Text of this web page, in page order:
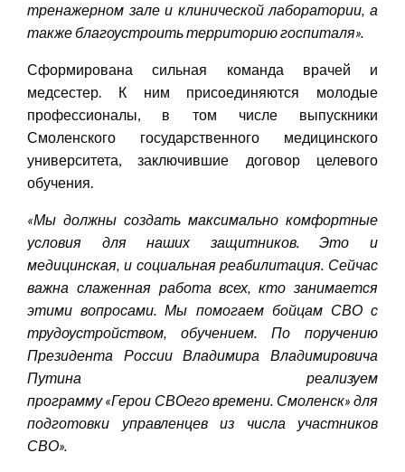
тренажерном зале и клинической лаборатории, а
также благоустроить территорию госпиталя».
Сформирована сильная команда врачей и
медсестер. К ним присоединяются молодые
профессионалы, в том числе выпускники
Смоленского государственного медицинского
университета, заключившие договор целевого
обучения.
«Мы должны создать максимально комфортные
условия для наших защитников. Это и
медицинская, и социальная реабилитация. Сейчас
важна слаженная работа всех, кто занимается
этими вопросами. Мы помогаем бойцам СВО с
трудоустройством, обучением. По поручению
Президента России Владимира Владимировича
Путина реализуем
программу«Герои СВОеговремени. Смоленск» для
подготовки управленцев из числа участников
СВО».